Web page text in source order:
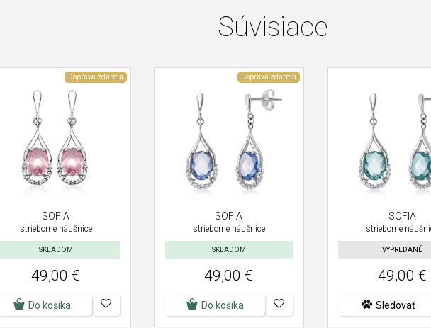
Súvisiace
Doprava zdarma
SOFIA
strieborné náušnice
SKLADOM
49,00 €
Do košíka
Doprava zdarma
SOFIA
strieborné náušnice
SKLADOM
49,00 €
Do košíka
SOFIA
strieborné
VYPREDANÉ
49,00 €
Sledovať